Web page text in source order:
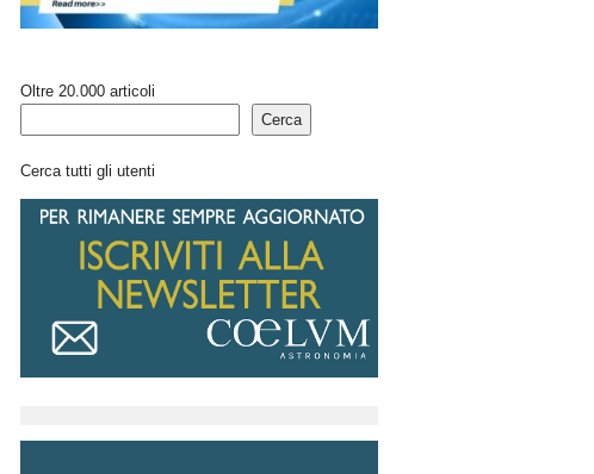
Oltre 20.000 articoli
Cerca
Cerca tutti gli utenti